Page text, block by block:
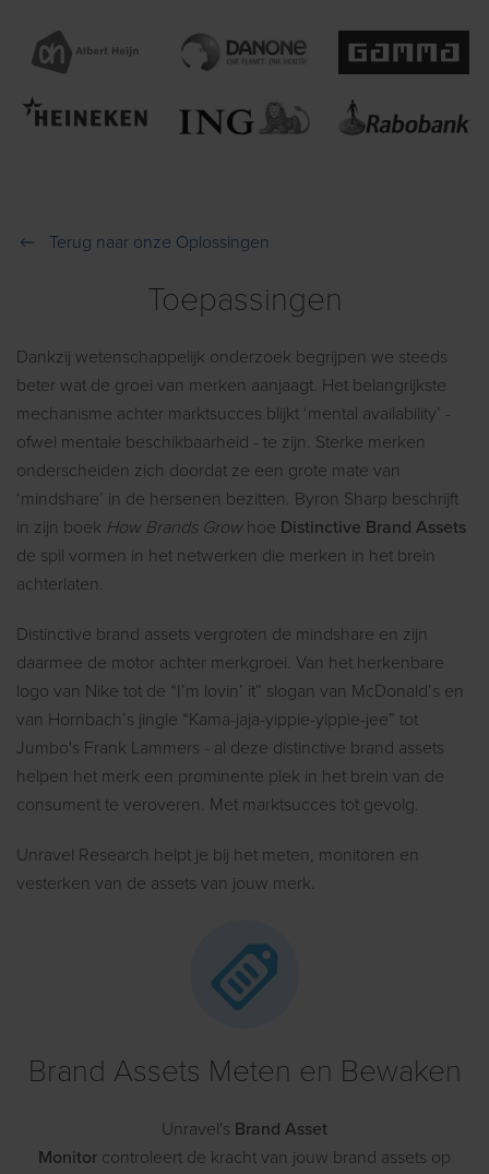
Terug naar onze Oplossingen
Toepassingen
Dankzij wetenschappelijk onderzoek begrijpen we steeds
beter wat de groei van merken aanjaagt. Het belangrijkste
mechanisme achter marktsucces blijkt ‘mental availability’ -
ofwel mentale beschikbaarheid - te zijn. Sterke merken
onderscheiden zich doordat ze een grote mate van
‘mindshare’ in de hersenen bezitten. Byron Sharp beschrijft
in zijn boek How Brands Grow hoe Distinctive Brand Assets
de spil vormen in het netwerken die merken in het brein
achterlaten.
Distinctive brand assets vergroten de mindshare en zijn
daarmee de motor achter merkgroei. Van het herkenbare
logo van Nike tot de “I’m lovin’ it” slogan van McDonald’s en
van Hornbach’s jingle “Kama-jaja-yippie-yippie-jee” tot
Jumbo's Frank Lammers - al deze distinctive brand assets
helpen het merk een prominente plek in het brein van de
consument te veroveren. Met marktsucces tot gevolg.
Unravel Research helpt je bij het meten, monitoren en
vesterken van de assets van jouw merk.
Brand Assets Meten en Bewaken
Unravel's Brand Asset
Monitor controleert de kracht van jouw brand assets op